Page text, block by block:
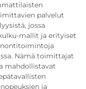
palvelut
jossa
mallit ja erityiset
Nämä toimittajat
mahdollistavat
ja